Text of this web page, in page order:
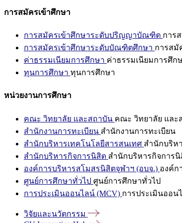
การสมัครเข้าศึกษา
การสมัครเข้าศึกษาระดับปริญญาบัณฑิต การ
การสมัครเข้าศึกษาระดับบัณฑิตศึกษา การสมั
ค่าธรรมเนียมการศึกษา ค่าธรรมเนียมการศึก
ทุนการศึกษา ทุนการศึกษา
หน่วยงานการศึกษา
คณะ วิทยาลัย และสถาบัน คณะ วิทยาลัย และ
สำนักงานการทะเบียน สำนักงานการทะเบียน
สำนักบริหารเทคโนโลยีสารสนเทศ สำนักบริห
สำนักบริหารกิจการนิสิต สำนักบริหารกิจการ
องค์การบริหารสโมสรนิสิตจุฬาฯ (อบจ.) องค์ก
ศูนย์การศึกษาทั่วไป ศูนย์การศึกษาทั่วไป
การประเมินออนไลน์ (MCV) การประเมินออน
วิจัยและนวัตกรรม